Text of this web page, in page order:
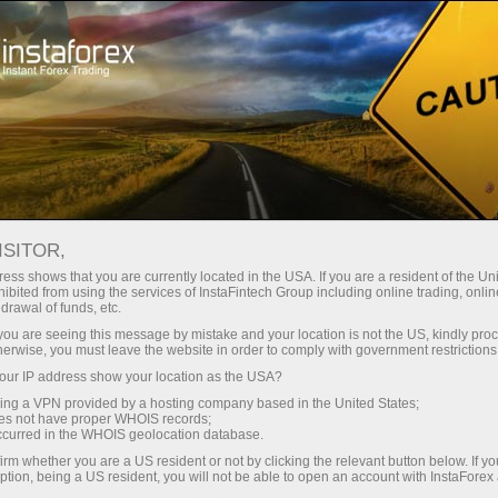
InstaForex-এর সাথে থেকে আপনি সত্যিকারের
লিভারেজ, মার্কেটের সেরা স্প্রেড ও কমিশন এবং
স্টক ও ইনডেক্স ট্রেডিংয়ের জন্য সুবিধাজনক
শর্তাবলী।
স্বল্প
প্রতিটি ডিপোজিটে
30% বোনাস
গতির
পরিচয় ট্রেডিংয়ে এবং হাইওয়েতে পাওয়া যায়
shows that you are currently located in the USA. If you are a resident of the
from using the services of InstaFintech Group including online trading,
of funds, etc.
are seeing this message by mistake and your location is not the US, kindly
you must leave the website in order to comply with government
IP address show your location as the USA?
a VPN provided by a hosting company based in the United States;
not have proper WHOIS records;
in the WHOIS geolocation database.
whether you are a US resident or not by clicking the relevant button below. If
being a US resident, you will not be able to open an account with InstaForex